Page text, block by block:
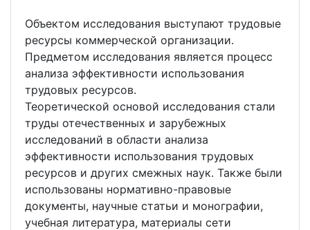
Объектом исследования выступают трудовые
ресурсы коммерческой организации.
Предметом исследования является процесс
анализа эффективности использования
трудовых ресурсов.
Теоретической основой исследования стали
труды отечественных и зарубежных
исследований в области анализа
эффективности использования трудовых
ресурсов и других смежных наук. Также были
использованы нормативно-правовые
документы, научные статьи и монографии,
учебная литература, материалы сети